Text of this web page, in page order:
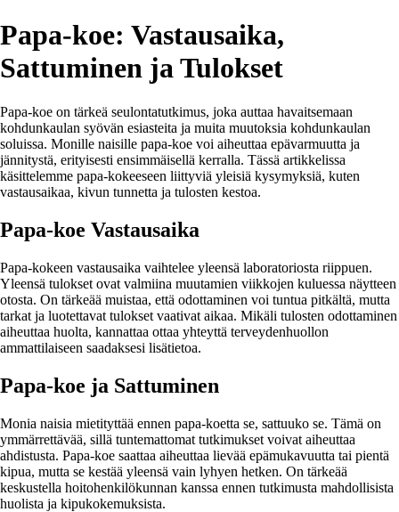
Papa-koe: Vastausaika,
Sattuminen ja Tulokset
Papa-koe on tärkeä seulontatutkimus, joka auttaa havaitsemaan
kohdunkaulan syövän esiasteita ja muita muutoksia kohdunkaulan
soluissa. Monille naisille papa-koe voi aiheuttaa epävarmuutta ja
jännitystä, erityisesti ensimmäisellä kerralla. Tässä artikkelissa
käsittelemme papa-kokeeseen liittyviä yleisiä kysymyksiä, kuten
vastausaikaa, kivun tunnetta ja tulosten kestoa.
Papa-koe Vastausaika
Papa-kokeen vastausaika vaihtelee yleensä laboratoriosta riippuen.
Yleensä tulokset ovat valmiina muutamien viikkojen kuluessa näytteen
otosta. On tärkeää muistaa, että odottaminen voi tuntua pitkältä, mutta
tarkat ja luotettavat tulokset vaativat aikaa. Mikäli tulosten odottaminen
aiheuttaa huolta, kannattaa ottaa yhteyttä terveydenhuollon
ammattilaiseen saadaksesi lisätietoa.
Papa-koe ja Sattuminen
Monia naisia mietityttää ennen papa-koetta se, sattuuko se. Tämä on
ymmärrettävää, sillä tuntemattomat tutkimukset voivat aiheuttaa
ahdistusta. Papa-koe saattaa aiheuttaa lievää epämukavuutta tai pientä
kipua, mutta se kestää yleensä vain lyhyen hetken. On tärkeää
keskustella hoitohenkilökunnan kanssa ennen tutkimusta mahdollisista
huolista ja kipukokemuksista.